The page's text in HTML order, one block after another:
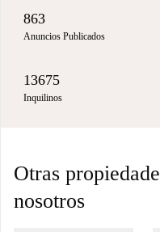
863
Anuncios Publicados
13675
Inquilinos
Otras
nosotros